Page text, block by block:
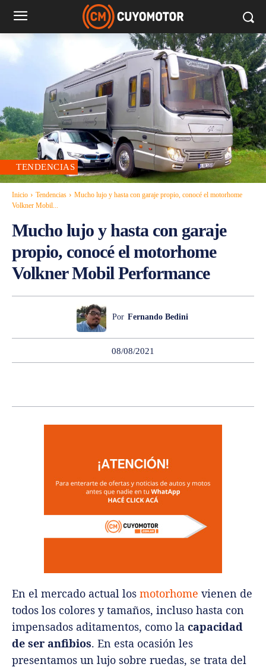
TENDENCIAS
Inicio Tendencias
Mucho lujo y hasta con garaje propio, conocé el motorhome
Volkner Mobil...
Mucho lujo y hasta con garaje
propio, conocé el motorhome
Volkner Mobil Performance
Por Fernando Bedini
08/08/2021
En el mercado actual los motorhome vienen de
todos los colores y tamaños, incluso hasta con
impensados aditamentos, como la capacidad
de ser anfibios. En esta ocasión les
presentamos un lujo sobre ruedas, se trata del